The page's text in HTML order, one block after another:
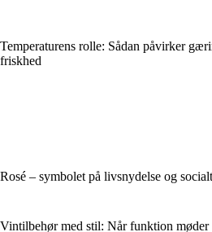
Temperaturens rolle: Sådan påvirker
friskhed
Rosé – symbolet på livsnydelse og
Vintilbehør med stil: Når funktion